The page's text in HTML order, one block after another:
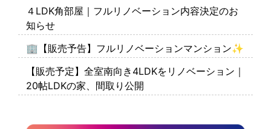
４LDK角部屋｜フルリノベーション内容決定のお
知らせ
🏢【販売予告】フルリノベーションマンション✨
【販売予定】全室南向き4LDKをリノベーション｜
20帖LDKの家、間取り公開